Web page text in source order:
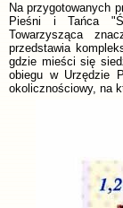
Na przygotowanych
Pieśni i Tańca
Towarzysząca
przedstawia
gdzie mieści się
obiegu w Urzędzie
okolicznościowy, na